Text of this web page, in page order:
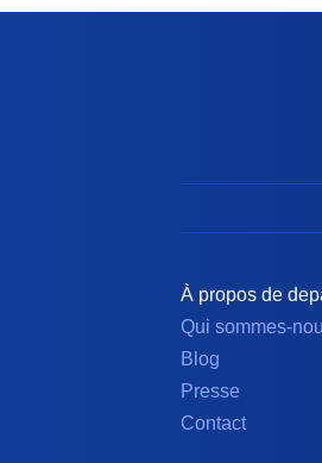
À propos de
Qui sommes-
Blog
Presse
Contact